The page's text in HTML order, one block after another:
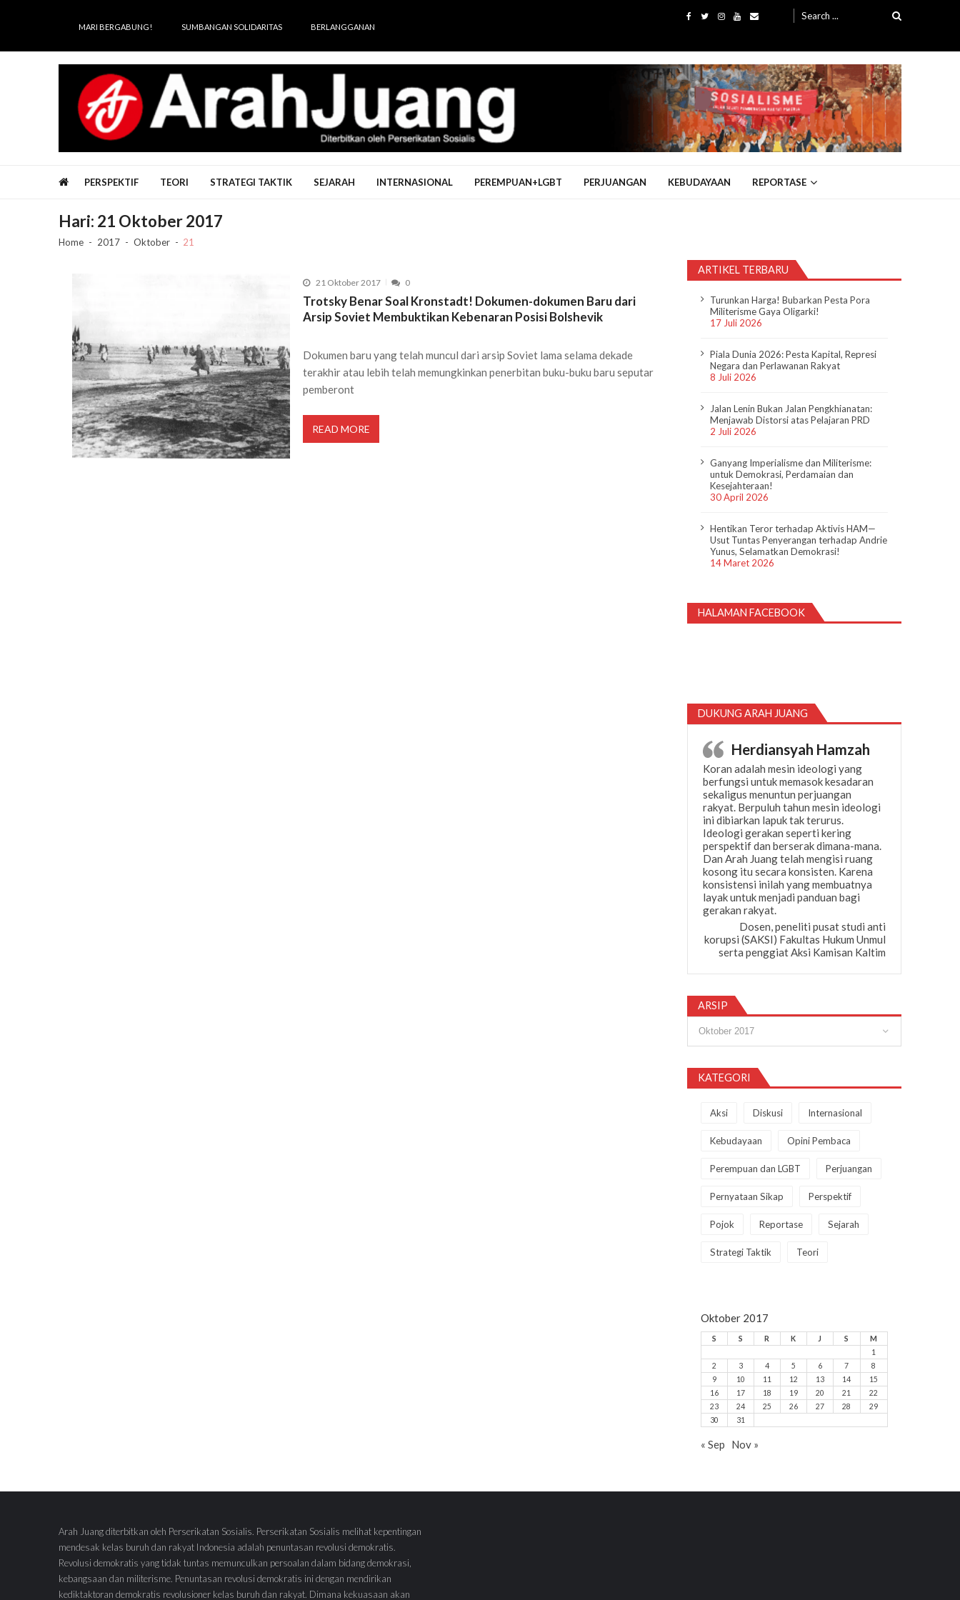
MARI BERGABUNG! SUMBANGAN SOLIDARITAS BERLANGGANAN
for:
PERSPEKTIF TEORI STRATEGI TAKTIK SEJARAH INTERNASIONAL PEREMPUAN+LGBT PERJUANGAN KEBUDAYAAN REPORTASE
Hari: 21 Oktober 2017
Home 2017 Oktober 21
21 Oktober 2017 0
Trotsky Benar Soal Kronstadt! Dokumen-dokumen Baru dari
Arsip Soviet Membuktikan Kebenaran Posisi Bolshevik
Dokumen baru yang telah muncul dari arsip Soviet lama selama dekade
terakhir atau lebih telah memungkinkan penerbitan buku-buku baru seputar
pemberont
READ MORE
ARTIKEL TERBARU
Turunkan Harga! Bubarkan Pesta Pora
Militerisme Gaya Oligarki!
17 Juli 2026
Piala Dunia 2026: Pesta Kapital, Represi
Negara dan Perlawanan Rakyat
8 Juli 2026
Jalan Lenin Bukan Jalan Pengkhianatan:
Menjawab Distorsi atas Pelajaran PRD
2 Juli 2026
Ganyang Imperialisme dan Militerisme:
untuk Demokrasi, Perdamaian dan
Kesejahteraan!
30 April 2026
Hentikan Teror terhadap Aktivis HAM—
Usut Tuntas Penyerangan terhadap Andrie
Yunus, Selamatkan Demokrasi!
14 Maret 2026
HALAMAN FACEBOOK
DUKUNG ARAH JUANG
Herdiansyah Hamzah
Koran adalah mesin ideologi yang
berfungsi untuk memasok kesadaran
sekaligus menuntun perjuangan
rakyat. Berpuluh tahun mesin ideologi
ini dibiarkan lapuk tak terurus.
Ideologi gerakan seperti kering
perspektif dan berserak dimana-mana.
Dan Arah Juang telah mengisi ruang
kosong itu secara konsisten. Karena
konsistensi inilah yang membuatnya
layak untuk menjadi panduan bagi
gerakan rakyat.
Dosen, peneliti pusat studi anti
korupsi (SAKSI) Fakultas Hukum Unmul
serta penggiat Aksi Kamisan Kaltim
ARSIP
KATEGORI
Aksi Diskusi Internasional
Kebudayaan Opini Pembaca
Perempuan dan LGBT Perjuangan
Pernyataan Sikap Perspektif
Pojok Reportase Sejarah
Strategi Taktik Teori
Oktober 2017
S S R K J S
M
1
2
3 4 5 6 7
8
9
10 11 12 13 14
15
16
17 18 19 20 21
22
23
24 25 26 27 28
29
30
31
« Sep Nov »
Arah Juang diterbitkan oleh Perserikatan Sosialis. Perserikatan Sosialis melihat kepentingan
mendesak kelas buruh dan rakyat Indonesia adalah penuntasan revolusi demokratis.
Revolusi demokratis yang tidak tuntas memunculkan persoalan dalam bidang demokrasi,
kebangsaan dan militerisme. Penuntasan revolusi demokratis ini dengan mendirikan
kediktaktoran demokratis revolusioner kelas buruh dan rakyat. Dimana kekuasaan akan